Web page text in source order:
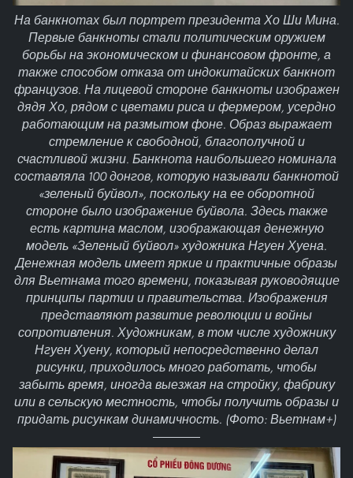
На банкнотах был портрет президента Хо Ши Мина.
Первые банкноты стали политическим оружием
борьбы на экономическом и финансовом фронте, а
также способом отказа от индокитайских банкнот
французов. На лицевой стороне банкноты изображен
дядя Хо, рядом с цветами риса и фермером, усердно
работающим на размытом фоне. Образ выражает
стремление к свободной, благополучной и
счастливой жизни. Банкнота наибольшего номинала
составляла 100 донгов, которую называли банкнотой
«зеленый буйвол», поскольку на ее оборотной
стороне было изображение буйвола. Здесь также
есть картина маслом, изображающая денежную
модель «Зеленый буйвол» художника Нгуен Хуена.
Денежная модель имеет яркие и практичные образы
для Вьетнама того времени, показывая руководящие
принципы партии и правительства. Изображения
представляют развитие революции и войны
сопротивления. Художникам, в том числе художнику
Нгуен Хуену, который непосредственно делал
рисунки, приходилось много работать, чтобы
забыть время, иногда выезжая на стройку, фабрику
или в сельскую местность, чтобы получить образы и
придать рисункам динамичность. (Фото: Вьетнам+)